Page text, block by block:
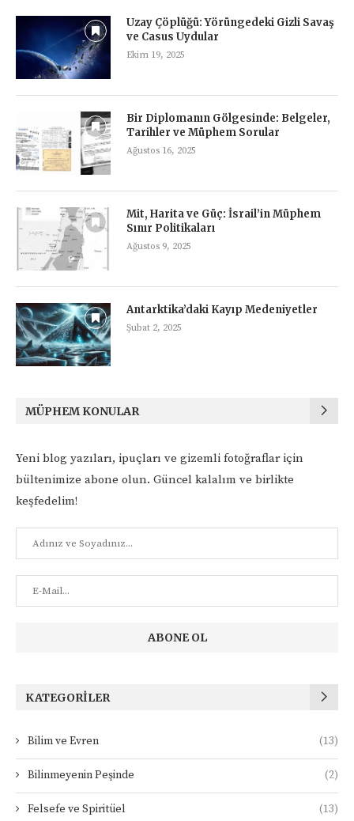
Uzay Çöplüğü: Yörüngedeki Gizli Savaş
ve Casus Uydular
Ekim 19, 2025
Bir Diplomanın Gölgesinde: Belgeler,
Tarihler ve Müphem Sorular
Ağustos 16, 2025
Mit, Harita ve Güç: İsrail’in Müphem
Sınır Politikaları
Ağustos 9, 2025
Antarktika’daki Kayıp Medeniyetler
Şubat 2, 2025
MÜPHEM KONULAR
Yeni blog yazıları, ipuçları ve gizemli fotoğraflar için
bültenimize abone olun. Güncel kalalım ve birlikte
keşfedelim!
KATEGORILER
Bilim ve Evren (13)
Bilinmeyenin Peşinde (2)
Felsefe ve Spiritüel (13)